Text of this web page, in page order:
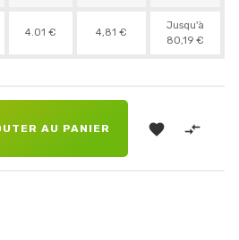
4.01 € 4,81 €
Jusqu'à
80,19 €
AU PANIER  